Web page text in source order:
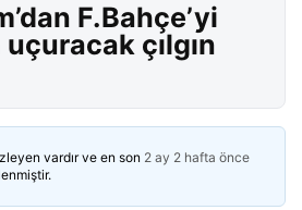
F.Bahçe’yi
çılgın
vardır ve en son 2 ay 2 hafta önce